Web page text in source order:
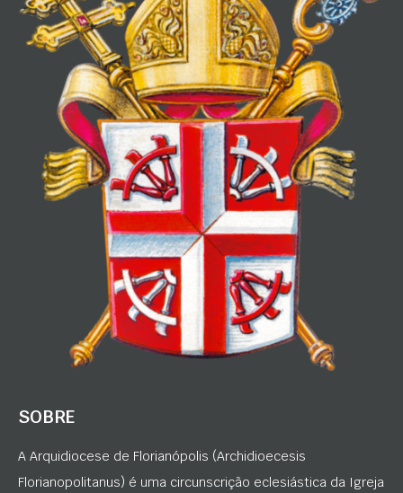
SOBRE
A Arquidiocese de Florianópolis (Archidioecesis
Florianopolitanus) é uma circunscrição eclesiástica da Igreja